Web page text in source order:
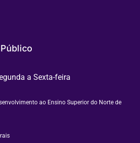
a Sexta-feira
ao Ensino Superior do Norte de